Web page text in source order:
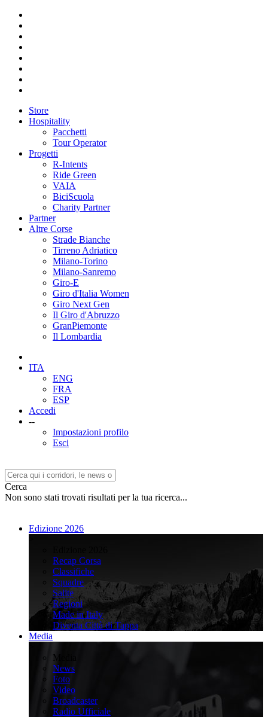
Store
Hospitality
Pacchetti
Tour Operator
Progetti
R-Intents
Ride Green
VAIA
BiciScuola
Charity Partner
Partner
Altre Corse
Strade Bianche
Tirreno Adriatico
Milano-Torino
Milano-Sanremo
Giro-E
Giro d'Italia Women
Giro Next Gen
Il Giro d'Abruzzo
GranPiemonte
Il Lombardia
ITA
ENG
FRA
ESP
Accedi
--
Impostazioni profilo
Esci
Cerca
Non sono stati trovati risultati per la tua ricerca...
Edizione 2026
Recap Corsa
Classifiche
Squadre
Salite
Regioni
Made in Italy
Diventa Città di Tappa
Media
Media
News
Foto
Video
Broadcaster
Radio Ufficiale